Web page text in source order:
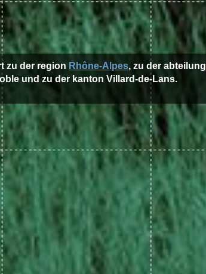
zu der region Rhône-Alpes, zu der abteilung
und zu der kanton Villard-de-Lans.